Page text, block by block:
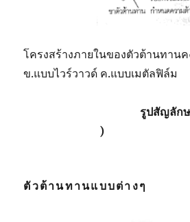
โครงสร้างภายในของตัวต้านทาน
ข.แบบไวร์วาวด์ ค.แบบเมตัลฟิล์ม
รูปสัญลักษณ์ (
ตัวต้านทานแบบต่างๆ